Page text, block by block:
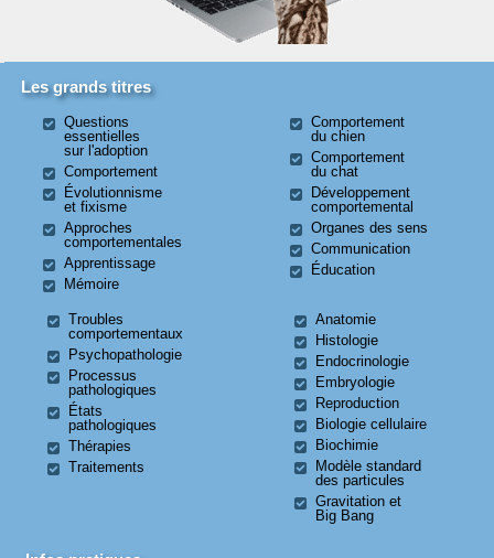
Les grands titres
Questions
essentielles
sur l'adoption
Comportement
Évolutionnisme
et fixisme
Approches
comportementales
Apprentissage
Mémoire
Comportement
du chien
Comportement
du chat
Développement
comportemental
Organes des sens
Communication
Éducation
Troubles
comportementaux
Psychopathologie
Processus
pathologiques
États
pathologiques
Thérapies
Traitements
Anatomie
Histologie
Endocrinologie
Embryologie
Reproduction
Biologie cellulaire
Biochimie
Modèle standard
des particules
Gravitation et
Big Bang